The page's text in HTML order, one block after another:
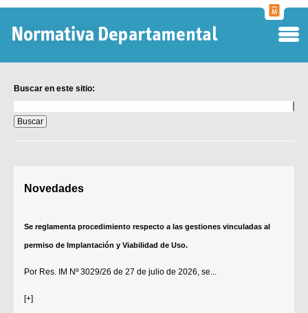
Buscar en este sitio:
en
este
sitio:
Novedades
Se reglamenta procedimiento respecto a las gestiones vinculadas al
permiso de Implantación y Viabilidad de Uso.
Por Res. IM Nº 3029/26 de 27 de julio de 2026, se...
[+]